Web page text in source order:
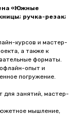
«Южные
ручка-резак;
курсов и мастер-
а также к
форматы.
опыт и
погружение.
для занятий, мастер-
мышление,